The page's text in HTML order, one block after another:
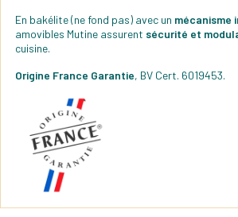
En bakélite (ne fond pas) avec un mécanisme
amovibles Mutine assurent sécurité et
cuisine.
Origine France Garantie, BV Cert. 6019453.